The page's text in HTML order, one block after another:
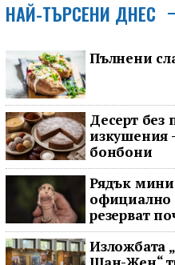
НАЙ-ТЪРСЕНИ ДНЕС
Пълнени
Десерт без
изкушения
бонбони
Рядък
официално
резерват
Изложбата